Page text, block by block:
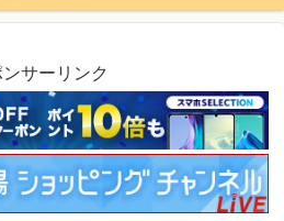
ンサーリンク